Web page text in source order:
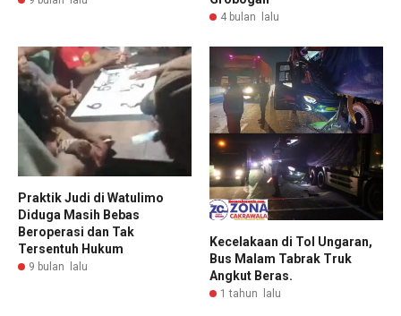
4 bulan lalu
Praktik Judi di Watulimo
Diduga Masih Bebas
Beroperasi dan Tak
Tersentuh Hukum
9 bulan lalu
Kecelakaan di Tol Ungaran,
Bus Malam Tabrak Truk
Angkut Beras.
1 tahun lalu